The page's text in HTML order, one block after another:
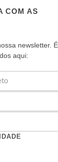
COM AS
newsletter.
aqui: